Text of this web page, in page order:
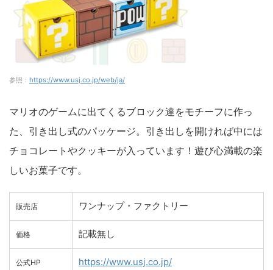
参照： https://www.usj.co.jp/web/ja/
マリオのゲームに出てくるブロック達をモチーフに作っ
た、引き出し式のパッケージ。引き出しを開ければ中には
チョコレートやクッキーが入っています！遊び心満載の楽
しいお菓子です。
販売店 ワンナップ・ファクトリー
価格 記載無し
公式HP https://www.usj.co.jp/